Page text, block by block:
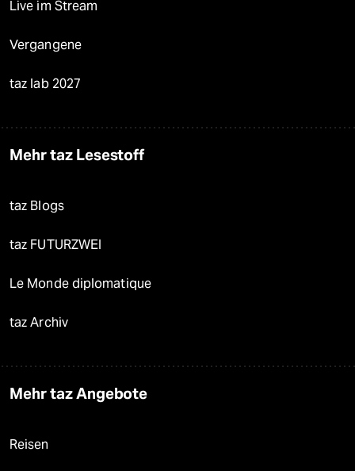
Live im Stream
Vergangene
taz lab 2027
Mehr taz Lesestoff
taz Blogs
taz FUTURZWEI
Le Monde diplomatique
taz Archiv
Mehr taz Angebote
Reisen